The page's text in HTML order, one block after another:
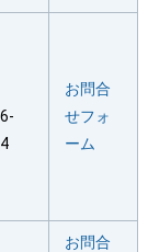
お問合
せフォ
ーム
お問合